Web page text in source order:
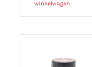
winkelwagen